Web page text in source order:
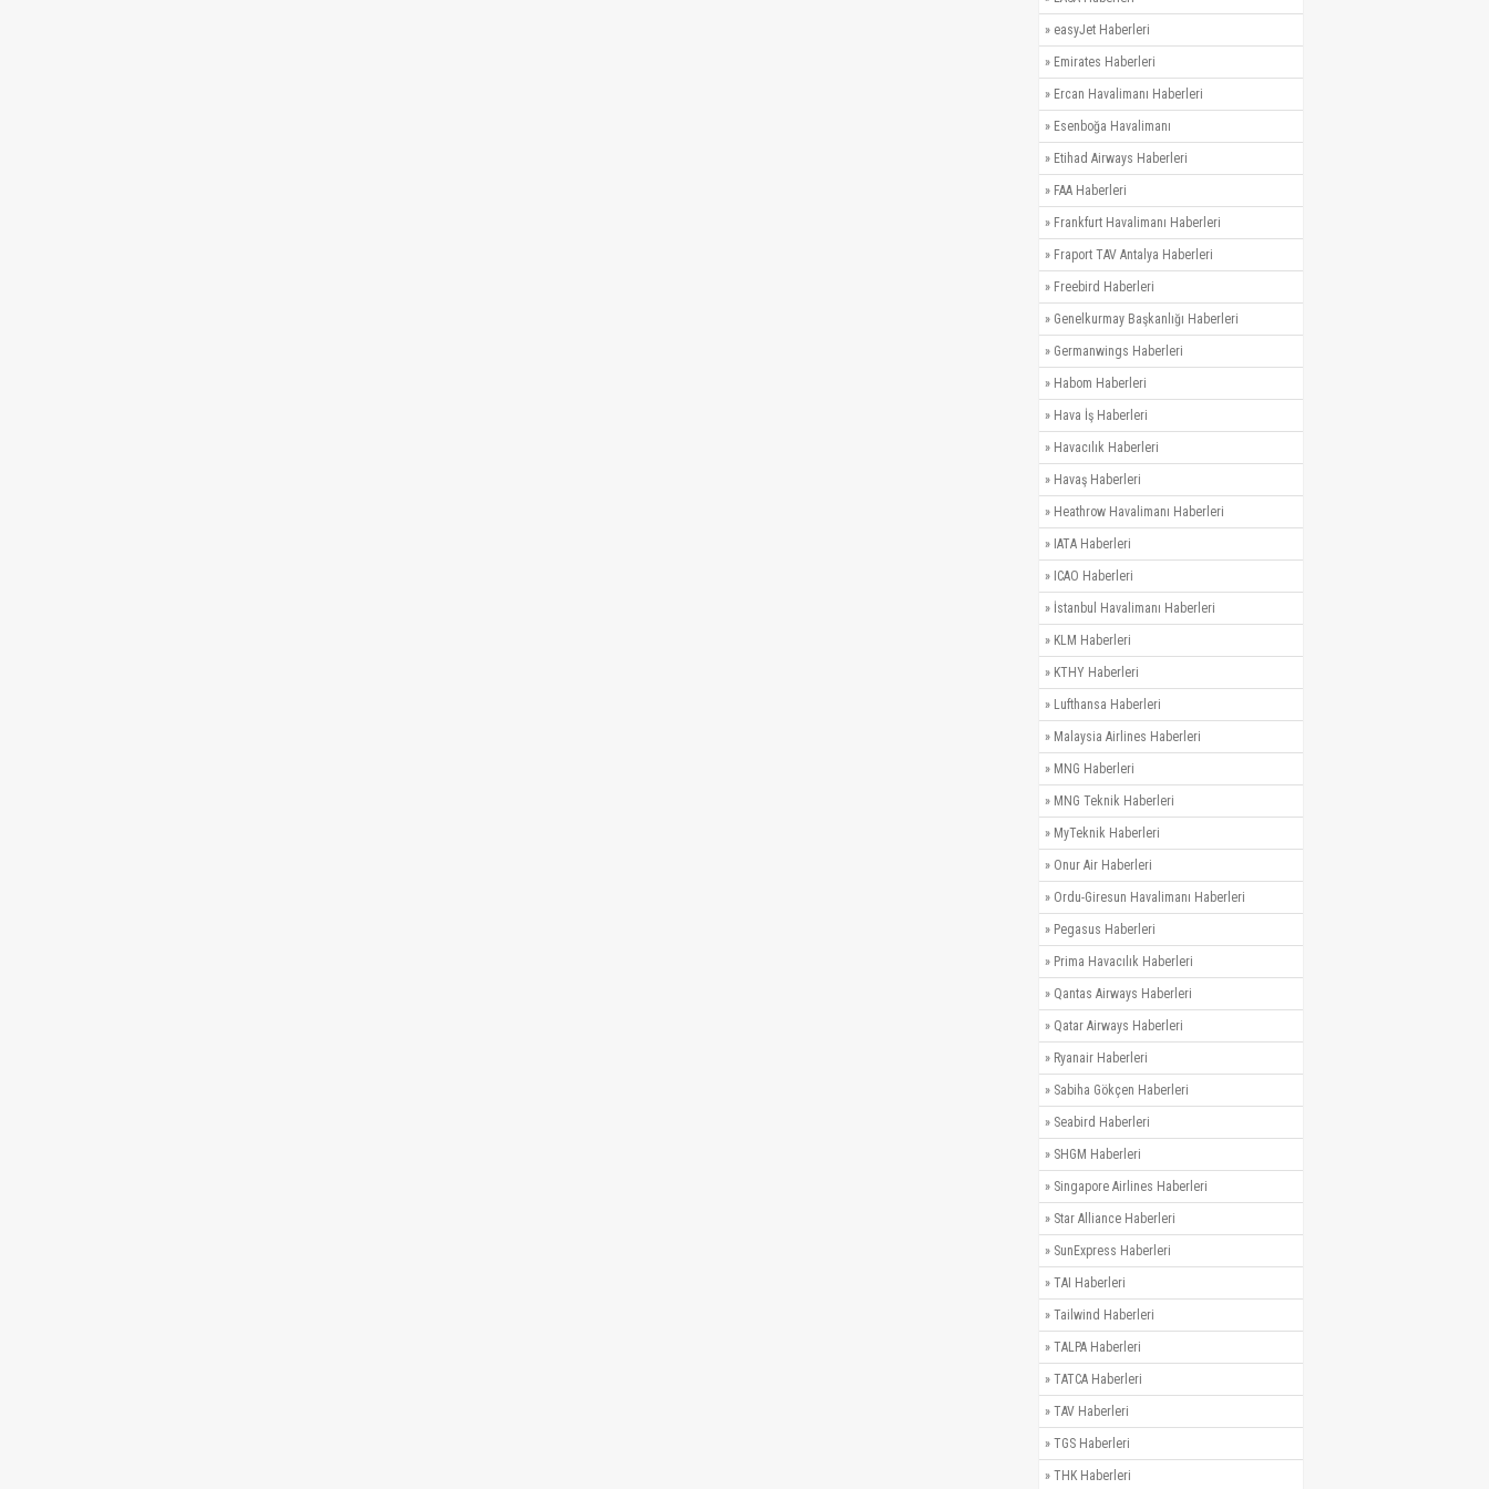
» easyJet Haberleri
» Emirates Haberleri
» Ercan Havalimanı Haberleri
» Esenboğa Havalimanı
» Etihad Airways Haberleri
» FAA Haberleri
» Frankfurt Havalimanı Haberleri
» Fraport TAV Antalya Haberleri
» Freebird Haberleri
» Genelkurmay Başkanlığı Haberleri
» Germanwings Haberleri
» Habom Haberleri
» Hava İş Haberleri
» Havacılık Haberleri
» Havaş Haberleri
» Heathrow Havalimanı Haberleri
» IATA Haberleri
» ICAO Haberleri
» İstanbul Havalimanı Haberleri
» KLM Haberleri
» KTHY Haberleri
» Lufthansa Haberleri
» Malaysia Airlines Haberleri
» MNG Haberleri
» MNG Teknik Haberleri
» MyTeknik Haberleri
» Onur Air Haberleri
» Ordu-Giresun Havalimanı Haberleri
» Pegasus Haberleri
» Prima Havacılık Haberleri
» Qantas Airways Haberleri
» Qatar Airways Haberleri
» Ryanair Haberleri
» Sabiha Gökçen Haberleri
» Seabird Haberleri
» SHGM Haberleri
» Singapore Airlines Haberleri
» Star Alliance Haberleri
» SunExpress Haberleri
» TAI Haberleri
» Tailwind Haberleri
» TALPA Haberleri
» TATCA Haberleri
» TAV Haberleri
» TGS Haberleri
» THK Haberleri